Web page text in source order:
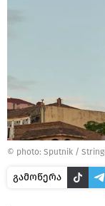
© photo: Sputnik /
გამოწერა